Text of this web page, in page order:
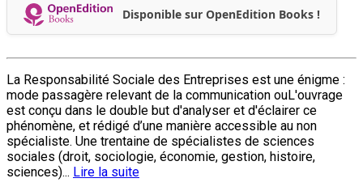
Disponible sur OpenEdition Books !
La Responsabilité Sociale des Entreprises est une énigme :
mode passagère relevant de la communication ouL'ouvrage
est conçu dans le double but d'analyser et d'éclairer ce
phénomène, et rédigé d’une manière accessible au non
spécialiste. Une trentaine de spécialistes de sciences
sociales (droit, sociologie, économie, gestion, histoire,
sciences)... Lire la suite